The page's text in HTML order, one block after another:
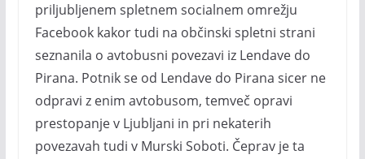
priljubljenem spletnem socialnem omrežju
Facebook kakor tudi na občinski spletni strani
seznanila o avtobusni povezavi iz Lendave do
Pirana. Potnik se od Lendave do Pirana sicer ne
odpravi z enim avtobusom, temveč opravi
prestopanje v Ljubljani in pri nekaterih
povezavah tudi v Murski Soboti. Čeprav je ta